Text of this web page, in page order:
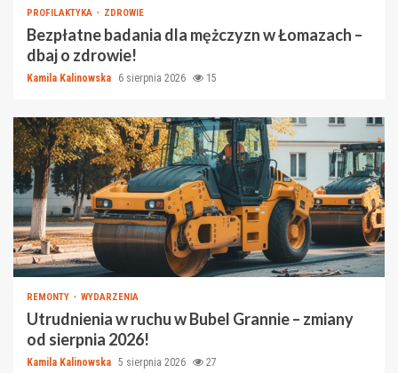
PROFILAKTYKA ZDROWIE
Bezpłatne badania dla mężczyzn w Łomazach –
dbaj o zdrowie!
Kamila Kalinowska 6 sierpnia 2026 15
REMONTY WYDARZENIA
Utrudnienia w ruchu w Bubel Grannie – zmiany
od sierpnia 2026!
Kamila Kalinowska 5 sierpnia 2026 27